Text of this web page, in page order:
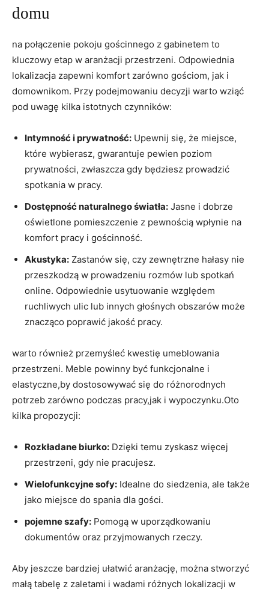
domu
na połączenie pokoju gościnnego z gabinetem to
kluczowy etap w aranżacji przestrzeni. Odpowiednia
lokalizacja zapewni komfort zarówno gościom, jak i
domownikom. Przy podejmowaniu decyzji warto wziąć
pod uwagę kilka istotnych czynników:
Intymność i prywatność: Upewnij się, że miejsce,
które wybierasz, gwarantuje pewien poziom
prywatności, zwłaszcza gdy będziesz prowadzić
spotkania w pracy.
Dostępność naturalnego światła: Jasne i dobrze
oświetlone pomieszczenie z pewnością wpłynie na
komfort pracy i gościnność.
Akustyka: Zastanów się, czy zewnętrzne hałasy nie
przeszkodzą w prowadzeniu rozmów lub spotkań
online. Odpowiednie usytuowanie względem
ruchliwych ulic lub innych głośnych obszarów może
znacząco poprawić jakość pracy.
warto również przemyśleć kwestię umeblowania
przestrzeni. Meble powinny być funkcjonalne i
elastyczne,by dostosowywać się do różnorodnych
potrzeb zarówno podczas pracy,jak i wypoczynku.Oto
kilka propozycji:
Rozkładane biurko: Dzięki temu zyskasz więcej
przestrzeni, gdy nie pracujesz.
Wielofunkcyjne sofy: Idealne do siedzenia, ale także
jako miejsce do spania dla gości.
pojemne szafy: Pomogą w uporządkowaniu
dokumentów oraz przyjmowanych rzeczy.
Aby jeszcze bardziej ułatwić aranżację, można stworzyć
małą tabelę z zaletami i wadami różnych lokalizacji w